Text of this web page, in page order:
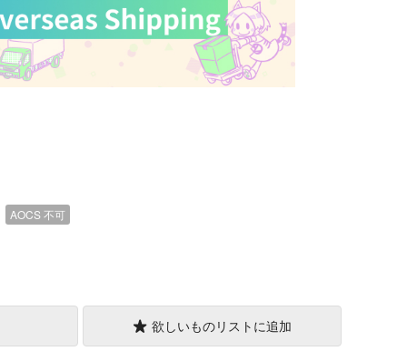
AOCS不可
欲しいものリストに追加